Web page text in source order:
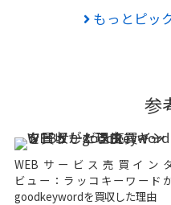
もっとピッ
参
WEBサービス売買イン
ビュー：ラッコキーワード
goodkeywordを買収した理由